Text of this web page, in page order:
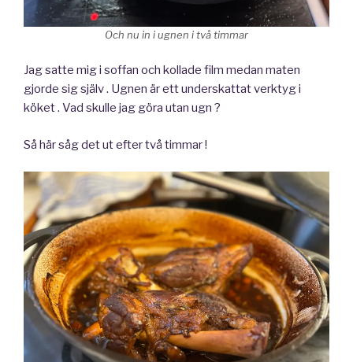
Och nu in i ugnen i två timmar
Jag satte mig i soffan och kollade film medan maten
gjorde sig själv . Ugnen är ett underskattat verktyg i
köket . Vad skulle jag göra utan ugn ?
Så här såg det ut efter två timmar !